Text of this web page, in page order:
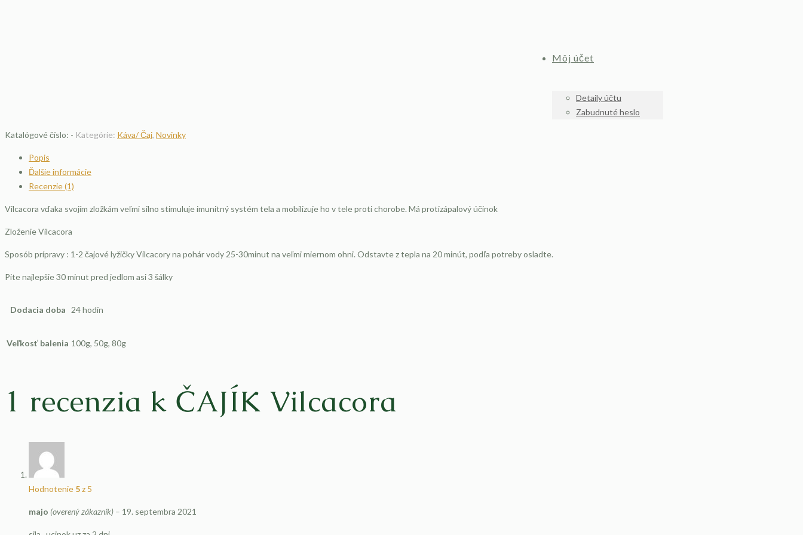
Môj účet
Detaily účtu
Zabudnuté heslo
Katalógové číslo: - Kategórie: Káva/ Čaj, Novinky
Popis
Ďalšie informácie
Recenzie (1)
Vilcacora vďaka svojím zložkám veľmi silno stimuluje imunitný systém tela a mobilizuje ho v tele proti chorobe. Má protizápalový účinok
Zloženie Vilcacora
Sposób prípravy : 1-2 čajové lyžičky Vilcacory na pohár vody 25-30minut na veľmi miernom ohni. Odstavte z tepla na 20 minút, podľa potreby osladte.
Pite najlepšie 30 minut pred jedlom asi 3 šálky
Dodacia doba 24 hodín
Veľkosť balenia 100g, 50g, 80g
1 recenzia k ČAJÍK Vilcacora
Hodnotenie 5z 5
majo (overený zákazník) – 19. septembra 2021